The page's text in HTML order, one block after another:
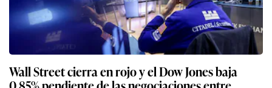
Wall Street cierra en rojo y el Dow Jones baja